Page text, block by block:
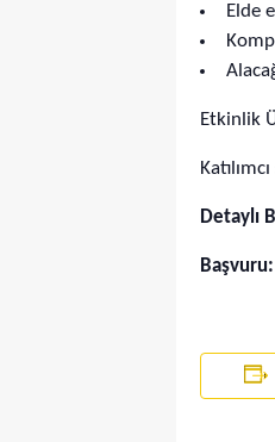
Elde
Etkinlik
Detaylı
Başvuru: